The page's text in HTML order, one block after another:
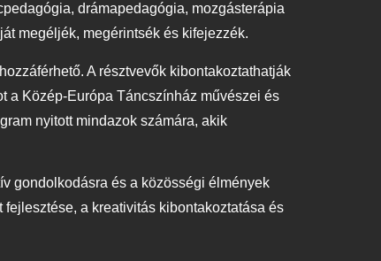
drámapedagógia, mozgásterápia
megéljék, megérintsék és kifejezzék.
A résztvevők kibontakoztathatják
a Közép-Európa Táncszínház művészei és
nyitott mindazok számára, akik
gondolkodásra és a közösségi élmények
a kreativitás kibontakoztatása és